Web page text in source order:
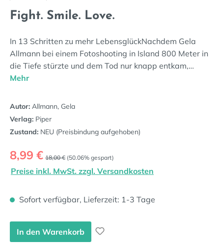
Fight. Smile. Love.
In 13 Schritten zu mehr LebensglückNachdem Gela
Allmann bei einem Fotoshooting in Island 800 Meter in
die Tiefe stürzte und dem Tod nur knapp entkam,…
Mehr
Autor: Allmann, Gela
Verlag: Piper
Zustand: NEU (Preisbindung aufgehoben)
Verkaufspreis:
8,99 € Regulärer Preis:
18,00 € (50.06% gespart)
Preise inkl. MwSt. zzgl. Versandkosten
Sofort verfügbar, Lieferzeit: 1-3 Tage
In den Warenkorb